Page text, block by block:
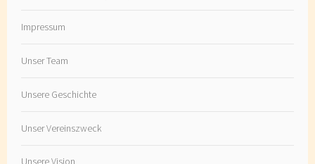
Impressum
Unser Team
Unsere Geschichte
Unser Vereinszweck